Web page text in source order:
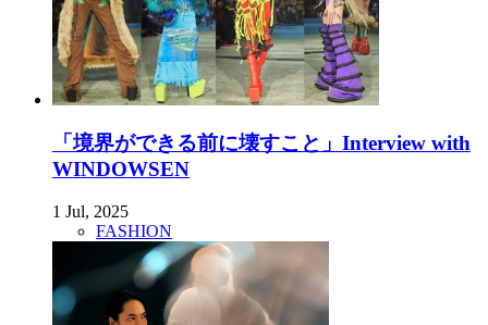
「境界ができる前に壊すこと」Interview with
WINDOWSEN
1 Jul, 2025
FASHION